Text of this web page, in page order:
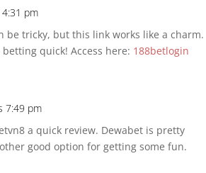
pm
be tricky, but this link works like a charm.
quick! Access here: 188betlogin
7:49 pm
a quick review. Dewabet is pretty
good option for getting some fun.